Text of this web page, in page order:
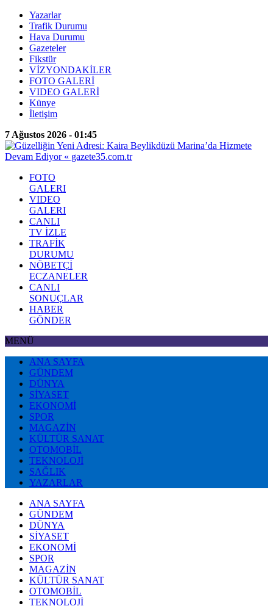
Yazarlar
Trafik Durumu
Hava Durumu
Gazeteler
Fikstür
VİZYONDAKİLER
FOTO GALERİ
VIDEO GALERİ
Künye
İletişim
7 Ağustos 2026 - 01:45
FOTO
GALERI
VIDEO
GALERI
CANLI
TV İZLE
TRAFİK
DURUMU
NÖBETÇİ
ECZANELER
CANLI
SONUÇLAR
HABER
GÖNDER
MENÜ
ANA SAYFA
GÜNDEM
DÜNYA
SİYASET
EKONOMİ
SPOR
MAGAZİN
KÜLTÜR SANAT
OTOMOBİL
TEKNOLOJİ
SAĞLIK
YAZARLAR
ANA SAYFA
GÜNDEM
DÜNYA
SİYASET
EKONOMİ
SPOR
MAGAZİN
KÜLTÜR SANAT
OTOMOBİL
TEKNOLOJİ